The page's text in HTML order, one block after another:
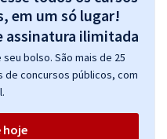
em um só lugar!
bolso. São mais de 25
de concursos públicos, com
hoje